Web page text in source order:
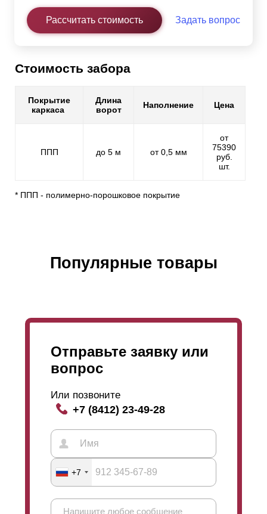
Рассчитать стоимость Задать вопрос
Стоимость забора
Покрытие
каркаса
Длина
ворот
Наполнение Цена
ППП до 5 м от 0,5 мм
от
75390
руб.
шт.
* ППП - полимерно-порошковое покрытие
Популярные товары
Отправьте заявку или
вопрос
Или позвоните
+7 (8412) 23-49-28
+7